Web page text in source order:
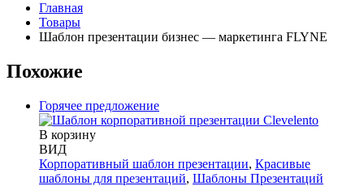
Главная
Товары
Шаблон презентации бизнес — маркетинга FLYNE
Похожие
Горячее предложение
В корзину
ВИД
Корпоративный шаблон презентации, Красивые
шаблоны для презентаций, Шаблоны Презентаций